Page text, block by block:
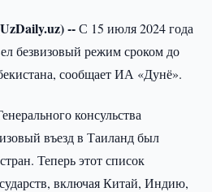
--С 15 июля 2024 года
безвизовый режим сроком до
сообщает ИА «Дунё».
консульства
въезд в Таиланд был
Теперь этот список
включая Китай, Индию,